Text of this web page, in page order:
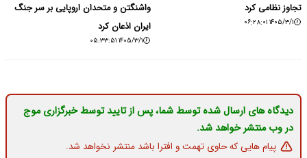
تجاوز نظامی کرد
۱۴۰۵/۳/۱ ۰۶:۲۸:۰۱
واشنگتن و متحدان اروپایی بر سر جنگ
ایران اذعان کرد
۱۴۰۵/۳/۱ ۰۵:۳۳:۵۱
دیدگاه های ارسال شده توسط شما، پس از تایید توسط خبرگزاری موج
در وب منتشر خواهد شد.
پیام هایی که حاوی تهمت و افترا باشد منتشر نخواهد شد.